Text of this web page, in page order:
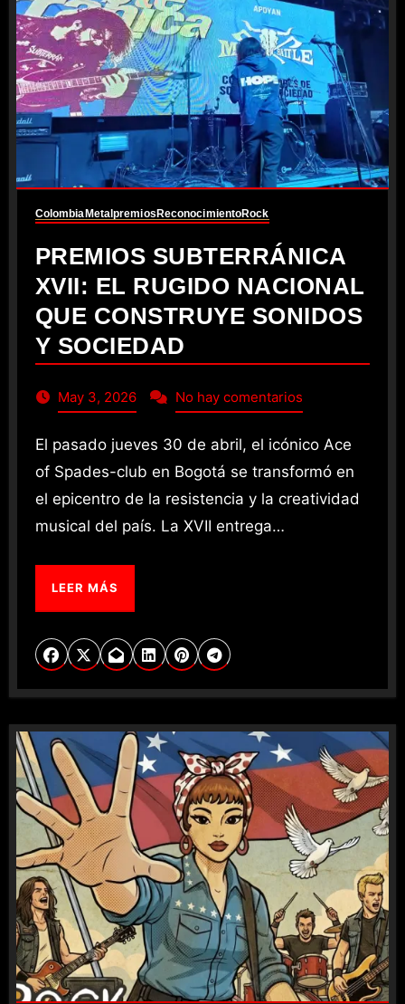
Colombia Metalpremios ReconocimientoRock
PREMIOS SUBTERRÁNICA
XVII: EL RUGIDO NACIONAL
QUE CONSTRUYE SONIDOS
Y SOCIEDAD
May 3, 2026 No hay comentarios
El pasado jueves 30 de abril, el icónico Ace
of Spades-club en Bogotá se transformó en
el epicentro de la resistencia y la creatividad
musical del país. La XVII entrega…
LEER MÁS